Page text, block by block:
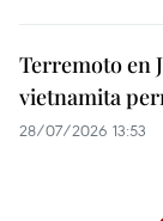
Terremoto en
vietnamita
28/07/2026 13:53